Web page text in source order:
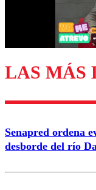
LAS MÁS
Senapred ordena
desborde del río